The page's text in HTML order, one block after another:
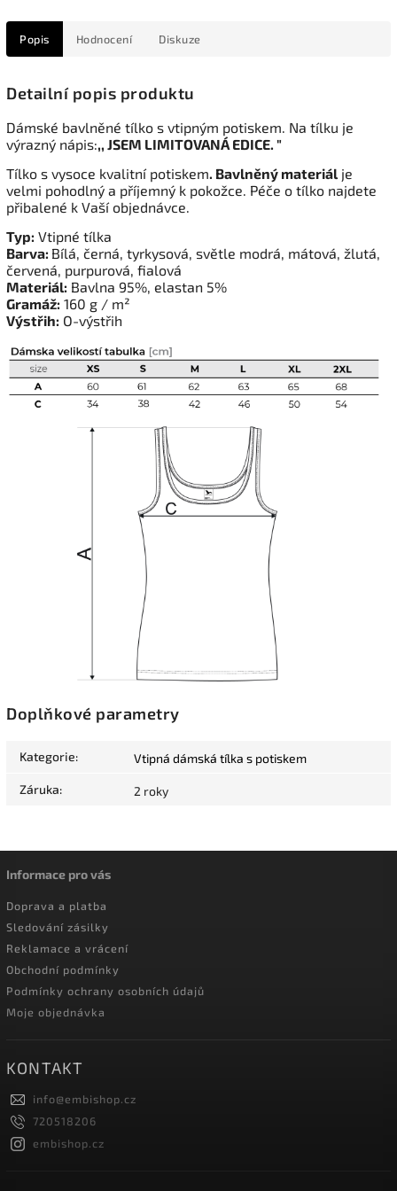
Popis Hodnocení Diskuze
Detailní popis produktu
Dámské bavlněné tílko s vtipným potiskem. Na tílku je
výrazný nápis:,, JSEM LIMITOVANÁ EDICE. "
Tílko s vysoce kvalitní potiskem. Bavlněný materiál je
velmi pohodlný a příjemný k pokožce. Péče o tílko najdete
přibalené k Vaší objednávce.
Typ: Vtipné tílka
Barva: Bílá, černá, tyrkysová, světle modrá, mátová, žlutá,
červená, purpurová, fialová
Materiál: Bavlna 95%, elastan 5%
Gramáž: 160 g / m²
Výstřih: O-výstřih
Doplňkové parametry
Kategorie: Vtipná dámská tílka s potiskem
Záruka: 2 roky
Informace pro vás
Doprava a platba
Sledování zásilky
Reklamace a vrácení
Obchodní podmínky
Podmínky ochrany osobních údajů
Moje objednávka
KONTAKT
info@embishop.cz
720518206
embishop.cz